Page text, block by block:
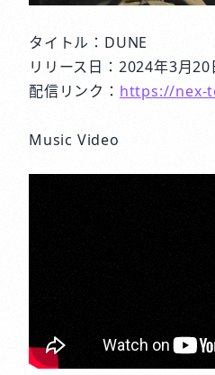
タイトル：DUNE
リリース日：2024年3月20
配信リンク： https://nex-
Music Video